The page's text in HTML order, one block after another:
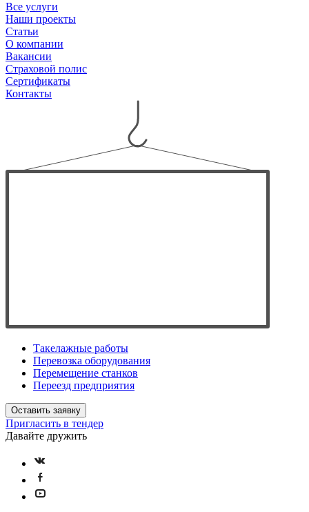
Все услуги
Наши проекты
Статьи
О компании
Вакансии
Страховой полис
Сертификаты
Контакты
Такелажные работы
Перевозка оборудования
Перемещение станков
Переезд предприятия
Оставить заявку
Пригласить в тендер
Давайте дружить